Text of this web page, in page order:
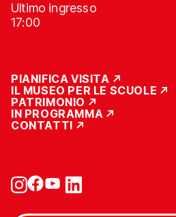
Ultimo ingresso
17:00
PIANIFICA VISITA
IL MUSEO PER LE SCUOLE
PATRIMONIO
IN PROGRAMMA
CONTATTI